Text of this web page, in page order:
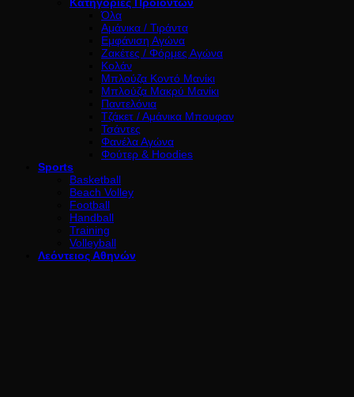
Όλα
Αμάνικα / Τιράντα
Εμφάνιση Αγώνα
Ζακέτες / Φόρμες Αγώνα
Κολάν
Μπλούζα Κοντό Μανίκι
Μπλούζα Μακρύ Μανίκι
Παντελόνια
Τζάκετ / Αμάνικα Μπουφαν
Τσάντες
Φανέλα Αγώνα
Φούτερ & Hoodies
Sports
Basketball
Beach Volley
Football
Handball
Training
Volleyball
Λεόντειος Αθηνών